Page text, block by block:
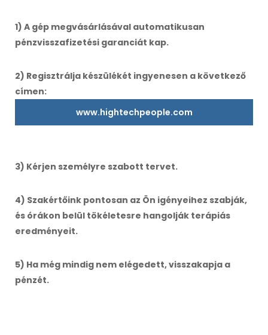
1) A gép megvásárlásával automatikusan
pénzvisszafizetési garanciát kap.
2) Regisztrálja készülékét ingyenesen a következő
címen:
www.hightechpeople.com
3) Kérjen személyre szabott tervet.
4) Szakértőink pontosan az Ön igényeihez szabják,
és órákon belül tökéletesre hangolják terápiás
eredményeit.
5) Ha még mindig nem elégedett, visszakapja a
pénzét.